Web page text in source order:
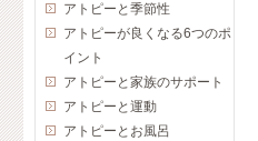
アトピーと季節性
アトピーが良くなる6つのポ
イント
アトピーと家族のサポート
アトピーと運動
アトピーとお風呂